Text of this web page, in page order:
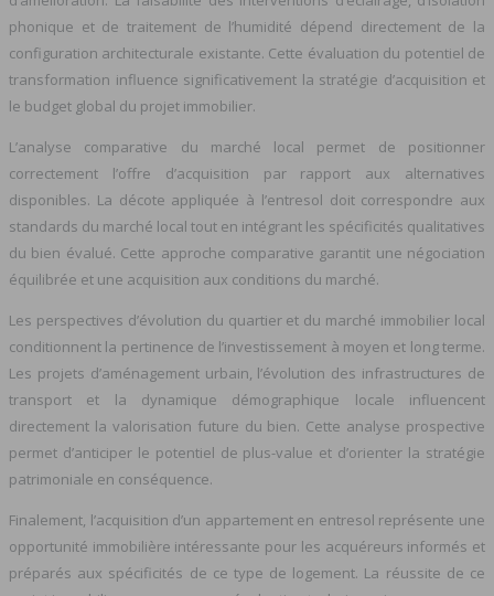
phonique et de traitement de l’humidité dépend directement de la
configuration architecturale existante. Cette évaluation du potentiel de
transformation influence significativement la stratégie d’acquisition et
le budget global du projet immobilier.
L’analyse comparative du marché local permet de positionner
correctement l’offre d’acquisition par rapport aux alternatives
disponibles. La décote appliquée à l’entresol doit correspondre aux
standards du marché local tout en intégrant les spécificités qualitatives
du bien évalué. Cette approche comparative garantit une négociation
équilibrée et une acquisition aux conditions du marché.
Les perspectives d’évolution du quartier et du marché immobilier local
conditionnent la pertinence de l’investissement à moyen et long terme.
Les projets d’aménagement urbain, l’évolution des infrastructures de
transport et la dynamique démographique locale influencent
directement la valorisation future du bien. Cette analyse prospective
permet d’anticiper le potentiel de plus-value et d’orienter la stratégie
patrimoniale en conséquence.
Finalement, l’acquisition d’un appartement en entresol représente une
opportunité immobilière intéressante pour les acquéreurs informés et
préparés aux spécificités de ce type de logement. La réussite de ce